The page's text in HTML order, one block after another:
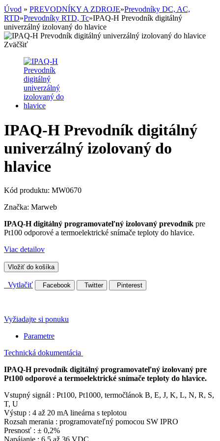
Úvod » PREVODNÍKY A ZDROJE»Prevodníky DC, AC,
RTD»Prevodníky RTD, Tc»IPAQ-H Prevodník digitálný
univerzálný izolovaný do hlavice
Zväčšiť
IPAQ-H Prevodník digitálný
univerzálný izolovaný do
hlavice
Kód produktu: MW0670
Značka: Marweb
IPAQ-H digitálný programovateľný izolovaný prevodník pre
Pt100 odporové a termoelektrické snímače teploty do hlavice.
Viac detailov
Vložiť do košíka
Vytlačiť Facebook Twitter Pinterest
Vyžiadajte si ponuku
Parametre
Technická dokumentácia
IPAQ-H prevodník digitálný programovateľný izolovaný pre
Pt100 odporové a termoelektrické snímače teploty do hlavice.
Vstupný signál : Pt100, Pt1000, termočlánok B, E, J, K, L, N, R, S,
T, U
Výstup : 4 až 20 mA lineárna s teplotou
Rozsah merania : programovateľný pomocou SW IPRO
Presnosť : ± 0,2%
Napájanie : 6,5 až 36 VDC